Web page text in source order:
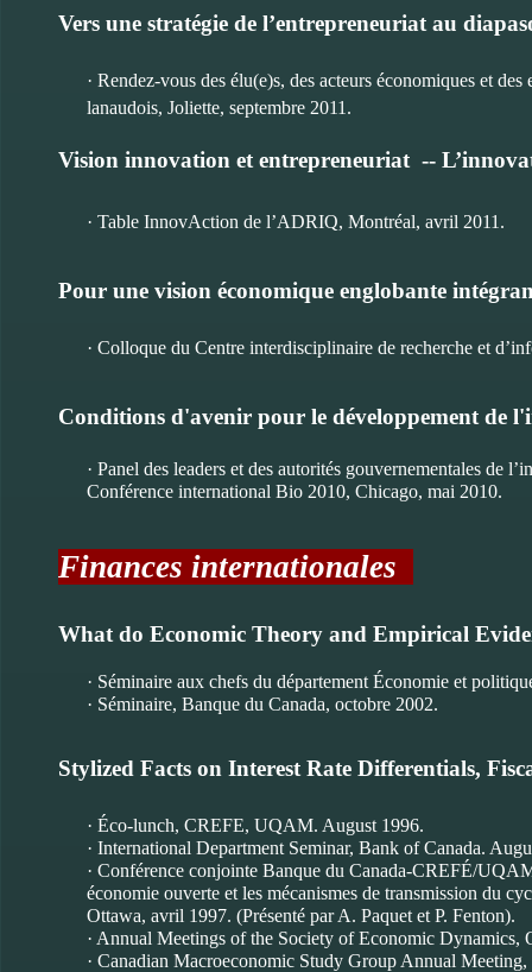
Vers une stratégie de l’entrepreneuriat au
· Rendez-vous des élu(e)s, des acteurs économiques et
lanaudois, Joliette, septembre 2011.
Vision innovation et entrepreneuriat --
· Table InnovAction de l’ADRIQ, Montréal, avril 2011.
Pour une vision économique englobante
· Colloque du Centre interdisciplinaire de recherche et
Conditions d'avenir pour le développement de
· Panel des leaders et des autorités gouvernementales de
Conférence international Bio 2010, Chicago, mai 2010.
Finances internationales
What do Economic Theory and Empirical
· Séminaire aux chefs du département Économie et
· Séminaire, Banque du Canada, octobre 2002.
Stylized Facts on Interest Rate Differentials,
· Éco-lunch, CREFE, UQAM. August 1996.
· International Department Seminar, Bank of Canada.
· Conférence conjointe Banque du Canada-CREFÉ/
économie ouverte et les mécanismes de transmission du
Ottawa, avril 1997. (Présenté par A. Paquet et P. Fenton).
· Annual Meetings of the Society of Economic
· Canadian Macroeconomic Study Group Annual